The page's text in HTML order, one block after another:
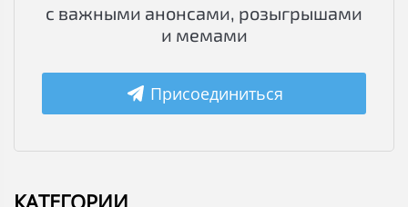
с важными анонсами, розыгрышами
и мемами
Присоединиться